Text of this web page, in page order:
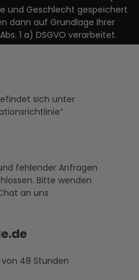
und Geschlecht gespeichert
dann auf Grundlage Ihrer
1 a) DSGVO verarbeitet.
sich unter
fehlender Anfragen
Bitte wenden
an uns
48 Stunden